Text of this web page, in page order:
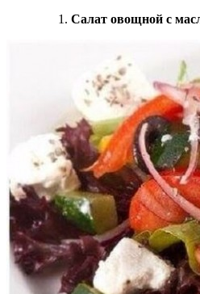
Салат овощной с